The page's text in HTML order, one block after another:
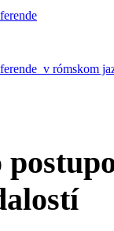
v rómskom